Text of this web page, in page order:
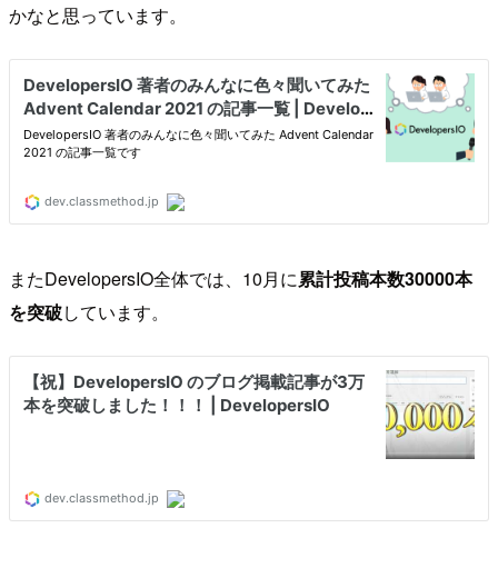
かなと思っています。
またDevelopersIO全体では、10月に累計投稿本数30000本
を突破しています。